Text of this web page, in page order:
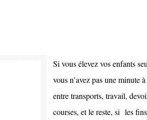
Si vous élevez vos enfants
vous n’avez pas une minute
entre transports, travail,
courses, et le reste, si les